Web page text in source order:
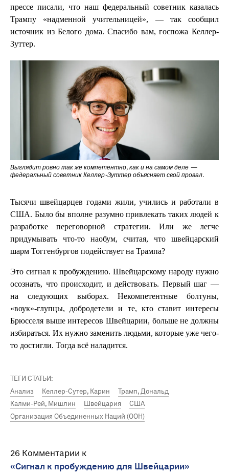
прессе писали, что наш федеральный советник казалась
Трампу «надменной учительницей», — так сообщил
источник из Белого дома. Спасибо вам, госпожа Келлер-
Зуттер.
Выглядит ровно так же компетентно, как и на самом деле —
федеральный советник Келлер-Зуттер объясняет свой провал.
Тысячи швейцарцев годами жили, учились и работали в
США. Было бы вполне разумно привлекать таких людей к
разработке переговорной стратегии. Или же легче
придумывать что-то наобум, считая, что швейцарский
шарм Тоггенбургов подействует на Трампа?
Это сигнал к пробуждению. Швейцарскому народу нужно
осознать, что происходит, и действовать. Первый шаг —
на следующих выборах. Некомпетентные болтуны,
«воук»-глупцы, добродетели и те, кто ставит интересы
Брюсселя выше интересов Швейцарии, больше не должны
избираться. Их нужно заменить людьми, которые уже чего-
то достигли. Тогда всё наладится.
ТЕГИ СТАТЬИ:
Анализ
Келлер-Сутер, Карин
Трамп, Дональд
Калми-Рей, Мишлин
Швейцария
США
Организация Объединенных Наций (ООН)
26 Комментарии к
«Сигнал к пробуждению для Швейцарии»